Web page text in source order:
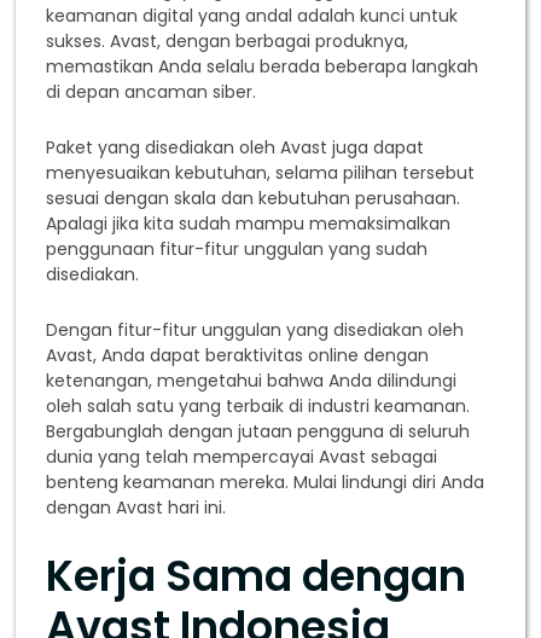
keamanan digital yang andal adalah kunci untuk
sukses. Avast, dengan berbagai produknya,
memastikan Anda selalu berada beberapa langkah
di depan ancaman siber.
Paket yang disediakan oleh Avast juga dapat
menyesuaikan kebutuhan, selama pilihan tersebut
sesuai dengan skala dan kebutuhan perusahaan.
Apalagi jika kita sudah mampu memaksimalkan
penggunaan fitur-fitur unggulan yang sudah
disediakan.
Dengan fitur-fitur unggulan yang disediakan oleh
Avast, Anda dapat beraktivitas online dengan
ketenangan, mengetahui bahwa Anda dilindungi
oleh salah satu yang terbaik di industri keamanan.
Bergabunglah dengan jutaan pengguna di seluruh
dunia yang telah mempercayai Avast sebagai
benteng keamanan mereka. Mulai lindungi diri Anda
dengan Avast hari ini.
Kerja Sama dengan
Avast Indonesia